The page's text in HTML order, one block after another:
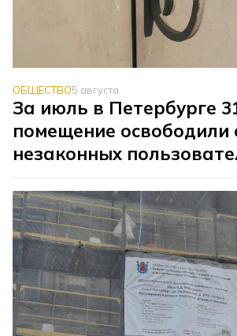
ОБЩЕСТВО5 августа
За июль в Петербурге
помещение освободили
незаконных